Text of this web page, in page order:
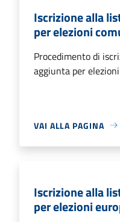
Iscrizione alla
per elezioni
Procedimento di
aggiunta per
VAI ALLA PAGINA
Iscrizione alla
per elezioni